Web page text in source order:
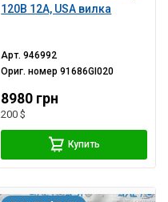
120В 12А, USA вилка
Арт.946992
Ориг. номер91686GI020
8980 грн
200 $
Купить